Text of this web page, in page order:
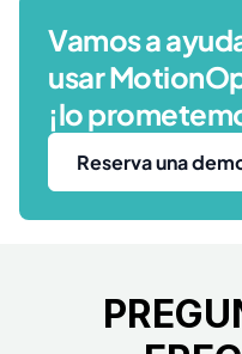
Vamos a
usar
¡lo
Reserva una